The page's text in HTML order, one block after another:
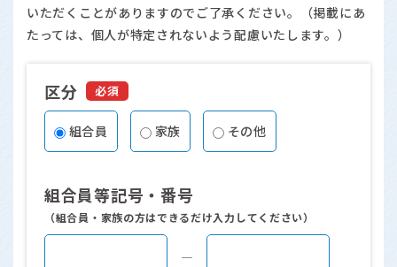
いただくことがありますのでご了承ください。（掲載にあ
たっては、個人が特定されないよう配慮いたします。）
区分 必須
組合員 家族 その他
組合員等記号・番号
（組合員・家族の方はできるだけ入力してください）
―